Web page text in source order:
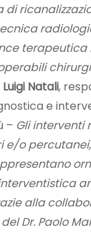
di
Natali,
e
– Gli interventi
e/o
alla
Dr. Paolo